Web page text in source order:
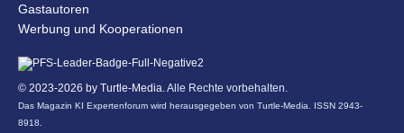
Gastautoren
Werbung und Kooperationen
© 2023-2026 by Turtle-Media. Alle Rechte vorbehalten.
Das Magazin KI Expertenforum wird herausgegeben von Turtle-Media. ISSN 2943-
8918.